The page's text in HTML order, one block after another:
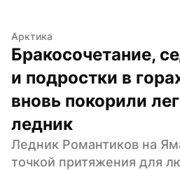
Арктика
Бракосочетание,
и подростки в
вновь покорили
ледник
Ледник Романтиков на
точкой притяжения для